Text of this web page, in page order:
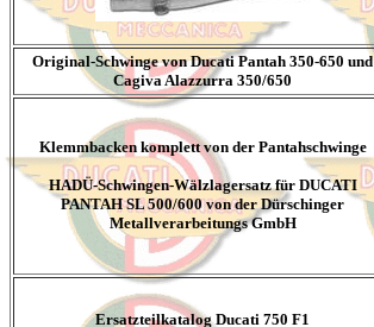
Original-Schwinge von Ducati Pantah 350-650 und
Cagiva Alazzurra 350/650
Klemmbacken komplett von der Pantahschwinge
HADÜ-Schwingen-Wälzlagersatz für DUCATI
PANTAH SL 500/600 von der Dürschinger
Metallverarbeitungs GmbH
Ersatzteilkatalog Ducati 750 F1